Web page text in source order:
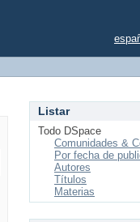
Listar
Todo DSpace
Comunidades &
Por fecha de
Autores
Títulos
Materias